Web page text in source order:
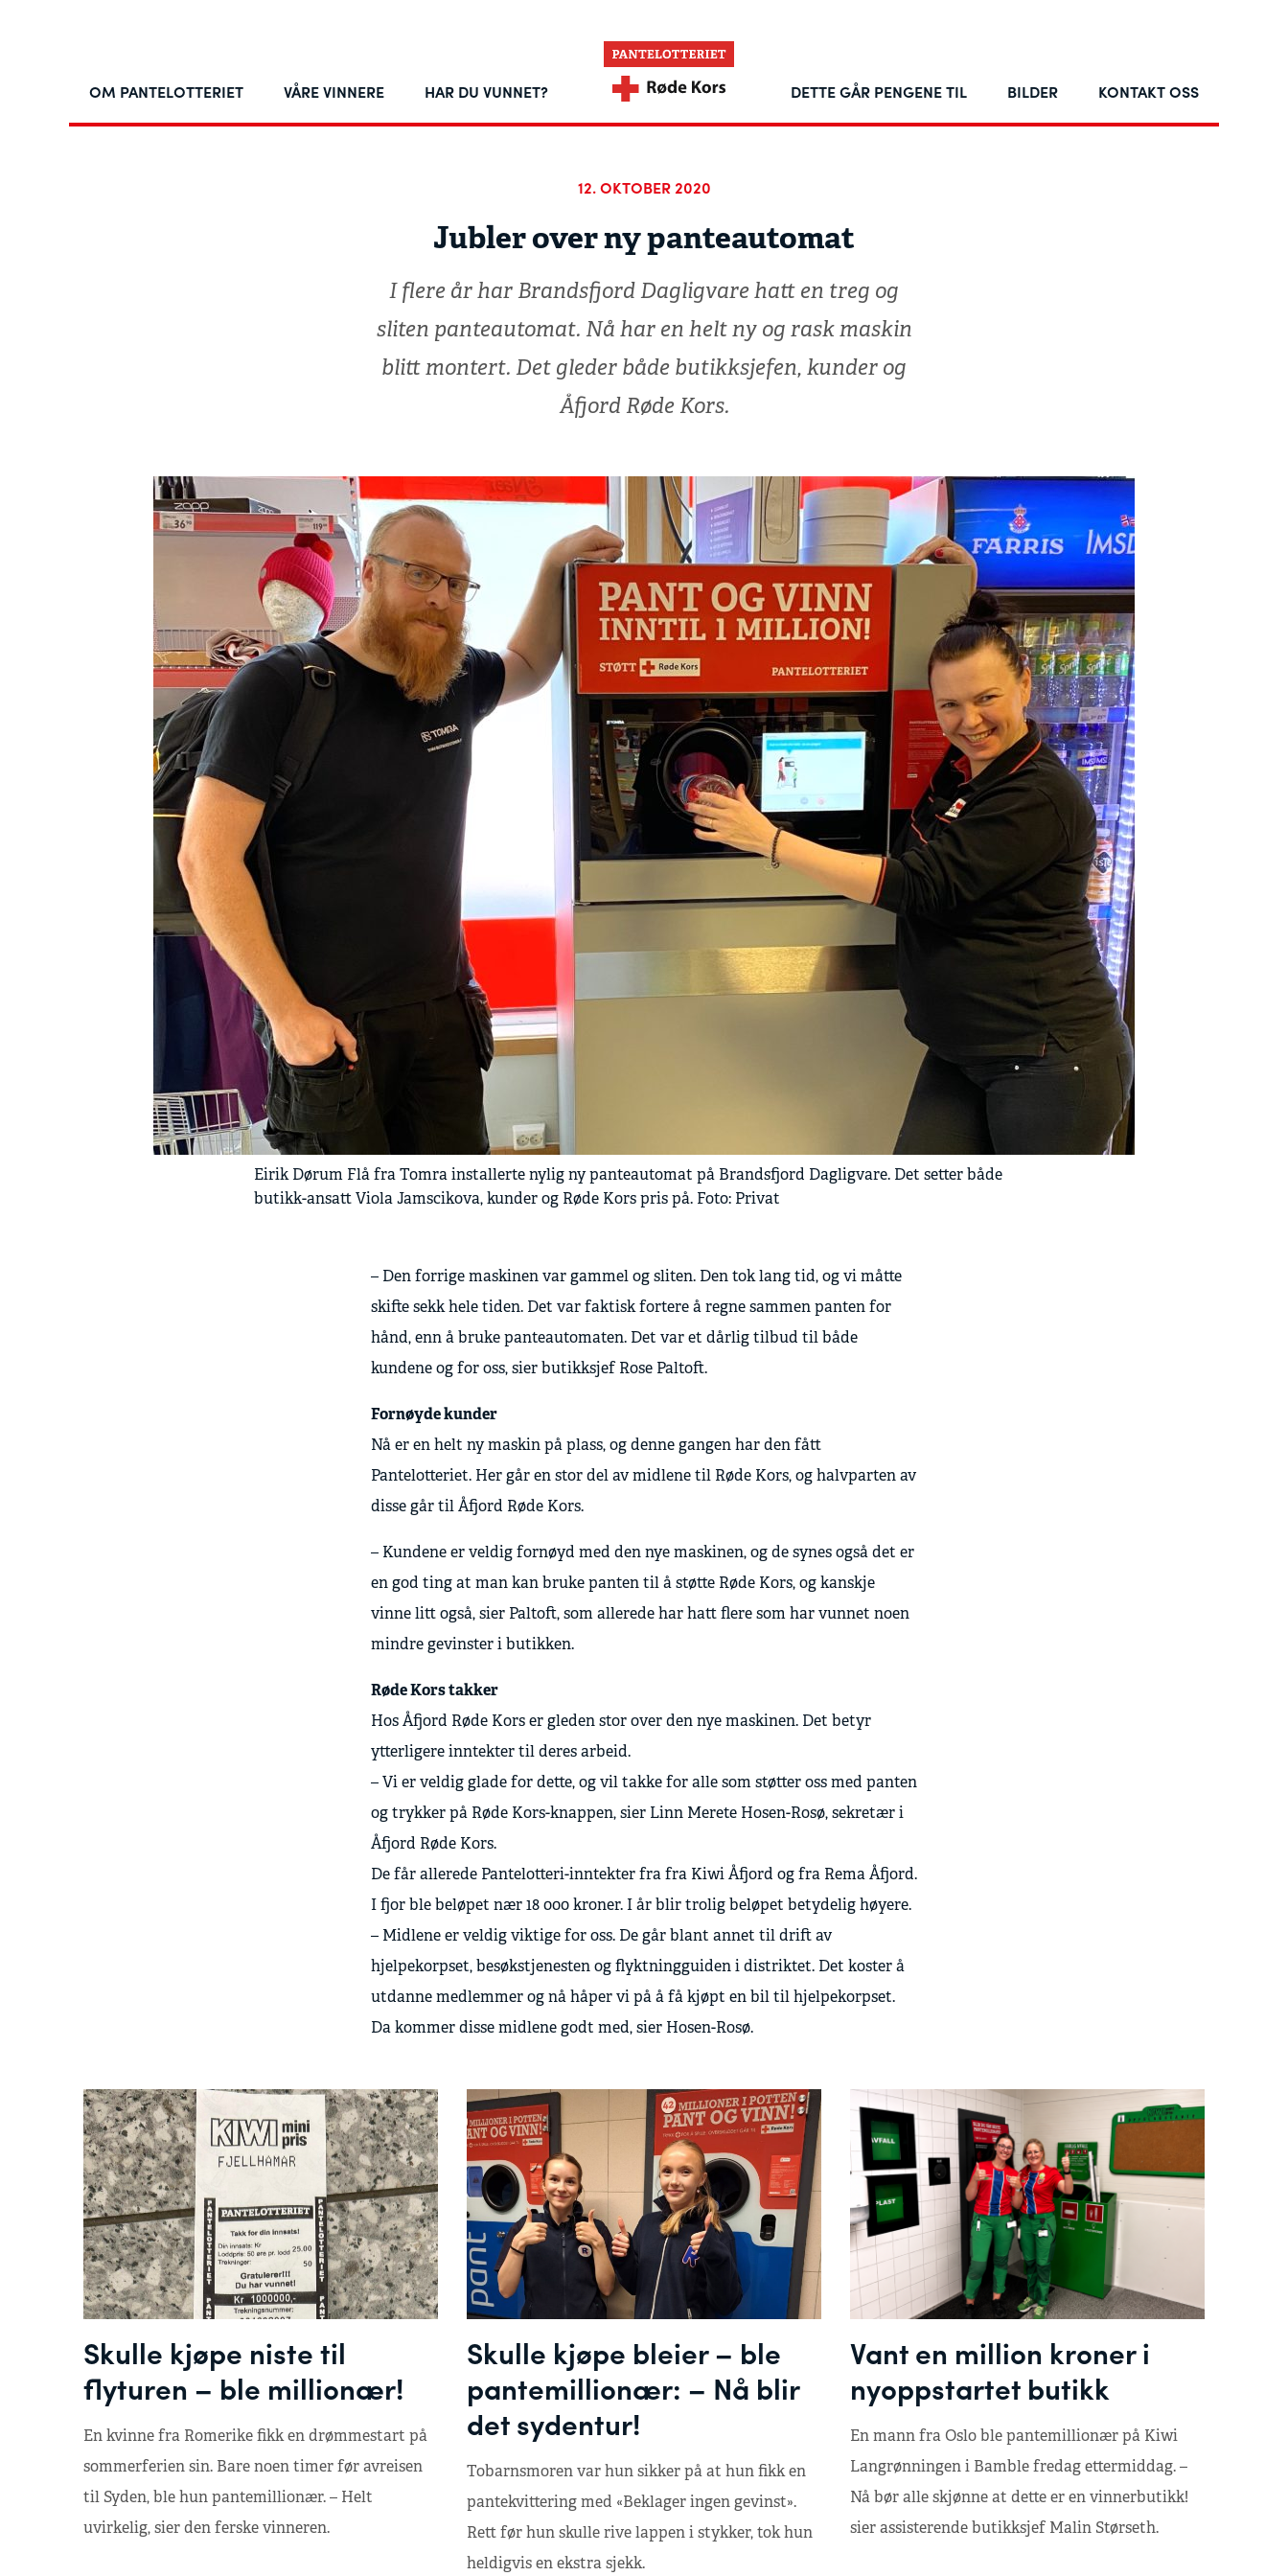
OM PANTELOTTERIET VÅRE VINNERE HAR DU VUNNET? DETTE GÅR PENGENE TIL BILDER KONTAKT OSS
12. OKTOBER 2020
Jubler over ny panteautomat
I flere år har Brandsfjord Dagligvare hatt en treg og
sliten panteautomat. Nå har en helt ny og rask maskin
blitt montert. Det gleder både butikksjefen, kunder og
Åfjord Røde Kors.
Eirik Dørum Flå fra Tomra installerte nylig ny panteautomat på Brandsfjord Dagligvare. Det setter både
butikk-ansatt Viola Jamscikova, kunder og Røde Kors pris på. Foto: Privat
– Den forrige maskinen var gammel og sliten. Den tok lang tid, og vi måtte
skifte sekk hele tiden. Det var faktisk fortere å regne sammen panten for
hånd, enn å bruke panteautomaten. Det var et dårlig tilbud til både
kundene og for oss, sier butikksjef Rose Paltoft.
Fornøyde kunder
Nå er en helt ny maskin på plass, og denne gangen har den fått
Pantelotteriet. Her går en stor del av midlene til Røde Kors, og halvparten av
disse går til Åfjord Røde Kors.
– Kundene er veldig fornøyd med den nye maskinen, og de synes også det er
en god ting at man kan bruke panten til å støtte Røde Kors, og kanskje
vinne litt også, sier Paltoft, som allerede har hatt flere som har vunnet noen
mindre gevinster i butikken.
Røde Kors takker
Hos Åfjord Røde Kors er gleden stor over den nye maskinen. Det betyr
ytterligere inntekter til deres arbeid.
– Vi er veldig glade for dette, og vil takke for alle som støtter oss med panten
og trykker på Røde Kors-knappen, sier Linn Merete Hosen-Rosø, sekretær i
Åfjord Røde Kors.
De får allerede Pantelotteri-inntekter fra fra Kiwi Åfjord og fra Rema Åfjord.
I fjor ble beløpet nær 18 000 kroner. I år blir trolig beløpet betydelig høyere.
– Midlene er veldig viktige for oss. De går blant annet til drift av
hjelpekorpset, besøkstjenesten og flyktningguiden i distriktet. Det koster å
utdanne medlemmer og nå håper vi på å få kjøpt en bil til hjelpekorpset.
Da kommer disse midlene godt med, sier Hosen-Rosø.
Skulle kjøpe niste til
flyturen – ble millionær!
En kvinne fra Romerike fikk en drømmestart på
sommerferien sin. Bare noen timer før avreisen
til Syden, ble hun pantemillionær. – Helt
uvirkelig, sier den ferske vinneren.
Skulle kjøpe bleier – ble
pantemillionær: – Nå blir
det sydentur!
Tobarnsmoren var hun sikker på at hun fikk en
pantekvittering med «Beklager ingen gevinst».
Rett før hun skulle rive lappen i stykker, tok hun
heldigvis en ekstra sjekk.
Vant en million kroner i
nyoppstartet butikk
En mann fra Oslo ble pantemillionær på Kiwi
Langrønningen i Bamble fredag ettermiddag. –
Nå bør alle skjønne at dette er en vinnerbutikk!
sier assisterende butikksjef Malin Størseth.